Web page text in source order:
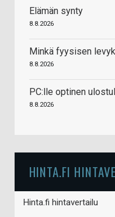
Elämän synty
8.8.2026
Minkä fyysisen
8.8.2026
PC:lle optinen
8.8.2026
HINTA.FI
Hinta.fi hintavertailu